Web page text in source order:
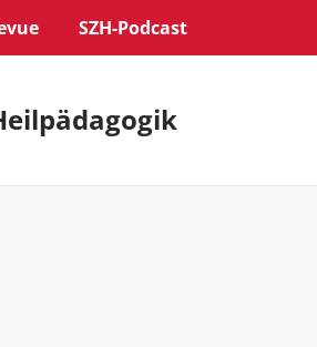
SZH-Podcast